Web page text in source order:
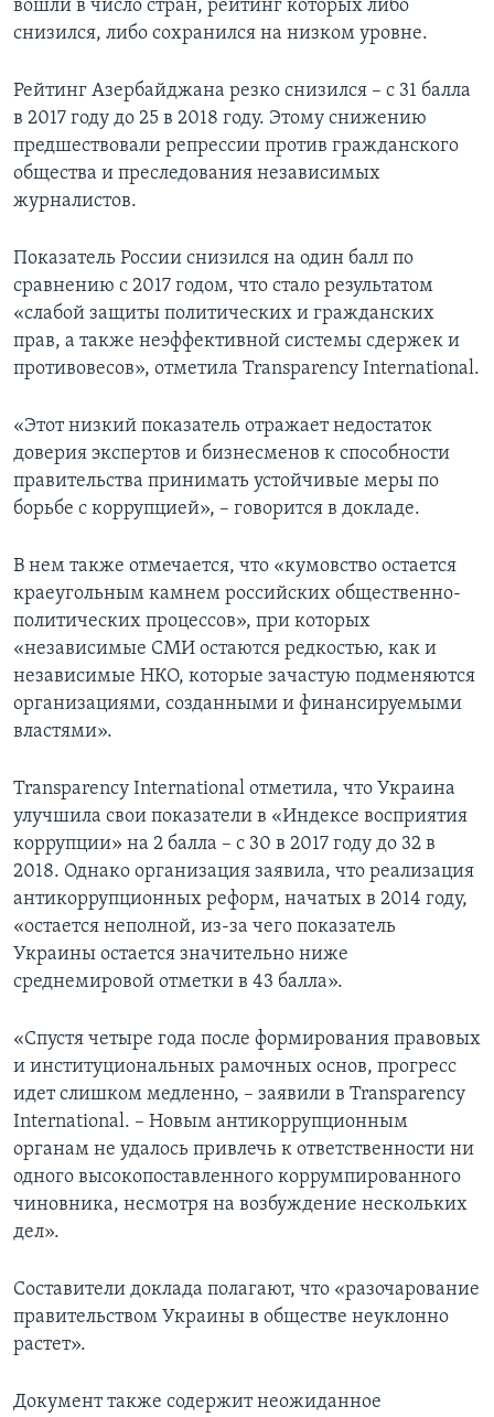
вошли в число стран, рейтинг которых либо
снизился, либо сохранился на низком уровне.
Рейтинг Азербайджана резко снизился – с 31 балла
в 2017 году до 25 в 2018 году. Этому снижению
предшествовали репрессии против гражданского
общества и преследования независимых
журналистов.
Показатель России снизился на один балл по
сравнению с 2017 годом, что стало результатом
«слабой защиты политических и гражданских
прав, а также неэффективной системы сдержек и
противовесов», отметила Transparency International.
«Этот низкий показатель отражает недостаток
доверия экспертов и бизнесменов к способности
правительства принимать устойчивые меры по
борьбе с коррупцией», – говорится в докладе.
В нем также отмечается, что «кумовство остается
краеугольным камнем российских общественно-
политических процессов», при которых
«независимые СМИ остаются редкостью, как и
независимые НКО, которые зачастую подменяются
организациями, созданными и финансируемыми
властями».
Transparency International отметила, что Украина
улучшила свои показатели в «Индексе восприятия
коррупции» на 2 балла – с 30 в 2017 году до 32 в
2018. Однако организация заявила, что реализация
антикоррупционных реформ, начатых в 2014 году,
«остается неполной, из-за чего показатель
Украины остается значительно ниже
среднемировой отметки в 43 балла».
«Спустя четыре года после формирования правовых
и институциональных рамочных основ, прогресс
идет слишком медленно, – заявили в Transparency
International. – Новым антикоррупционным
органам не удалось привлечь к ответственности ни
одного высокопоставленного коррумпированного
чиновника, несмотря на возбуждение нескольких
дел».
Составители доклада полагают, что «разочарование
правительством Украины в обществе неуклонно
растет».
Документ также содержит неожиданное